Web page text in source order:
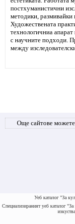
постхуманистични
методики, размивайки
Художествената
технологичниа
с научните подходи.
между
Още сайтове
Уеб каталог "За
Специализираният уеб каталог